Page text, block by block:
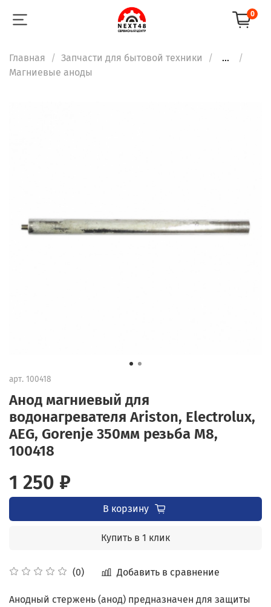
0
Главная Запчасти для бытовой техники
...
Магниевые аноды
арт. 100418
Анод магниевый для
водонагревателя Ariston, Electrolux,
AEG, Gorenje 350мм резьба M8,
100418
(0) Добавить в сравнение
1 250 ₽
В корзину
Купить в 1 клик
Анодный стержень (анод) предназначен для защиты